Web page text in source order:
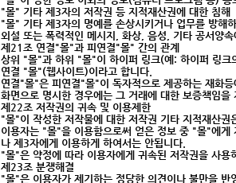
"몰" 기타 제3자의 저작권 등 지적재산권에 대한 침해
"몰" 기타 제3자의 명예를 손상시키거나 업무를 방해
외설 또는 폭력적인 메시지, 화상, 음성, 기타 공서양
제21조 연결"몰"과 피연결"몰" 간의 관계
상위 "몰"과 하위 "몰"이 하이퍼 링크(예: 하이퍼 링크
연결 "몰"(웹사이트)이라고 합니다.
연결"몰"은 피연결"몰"이 독자적으로 제공하는 재화
화면으로 명시한 경우에는 그 거래에 대한 보증책임을
제22조 저작권의 귀속 및 이용제한
"몰"이 작성한 저작물에 대한 저작권 기타 지적재산권
이용자는 "몰"을 이용함으로써 얻은 정보 중 "몰"에
나 제3자에게 이용하게 하여서는 안됩니다.
"몰"은 약정에 따라 이용자에게 귀속된 저작권을 사
제23조 분쟁해결
"몰"은 이용자가 제기하는 정당한 의견이나 불만을